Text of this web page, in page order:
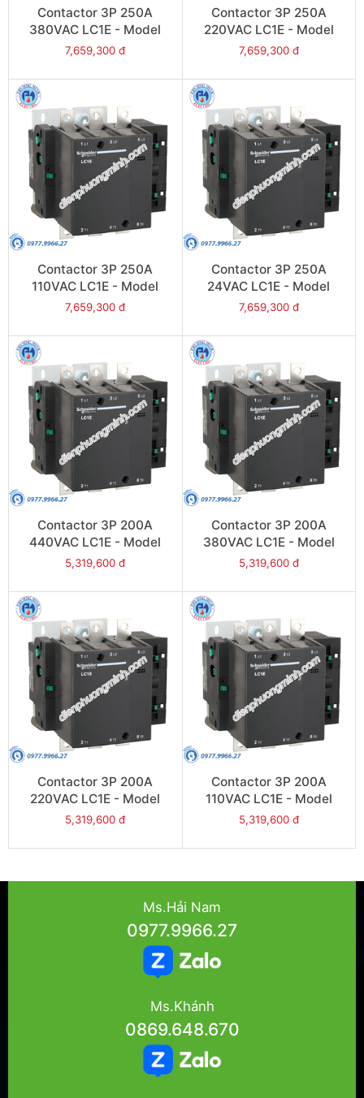
Contactor 3P 250A
380VAC LC1E - Model
LC1E250Q6
7,659,300 đ
Contactor 3P 250A
220VAC LC1E - Model
LC1E250M6
7,659,300 đ
Contactor 3P 250A
110VAC LC1E - Model
LC1E250F6
7,659,300 đ
Contactor 3P 250A
24VAC LC1E - Model
LC1E250B6
7,659,300 đ
Contactor 3P 200A
440VAC LC1E - Model
LC1E200R6
5,319,600 đ
Contactor 3P 200A
380VAC LC1E - Model
LC1E200Q6
5,319,600 đ
Contactor 3P 200A
220VAC LC1E - Model
LC1E200M6
5,319,600 đ
Contactor 3P 200A
110VAC LC1E - Model
LC1E200F6
5,319,600 đ
Ms.Hải Nam
0977.9966.27
Ms.Khánh
0869.648.670